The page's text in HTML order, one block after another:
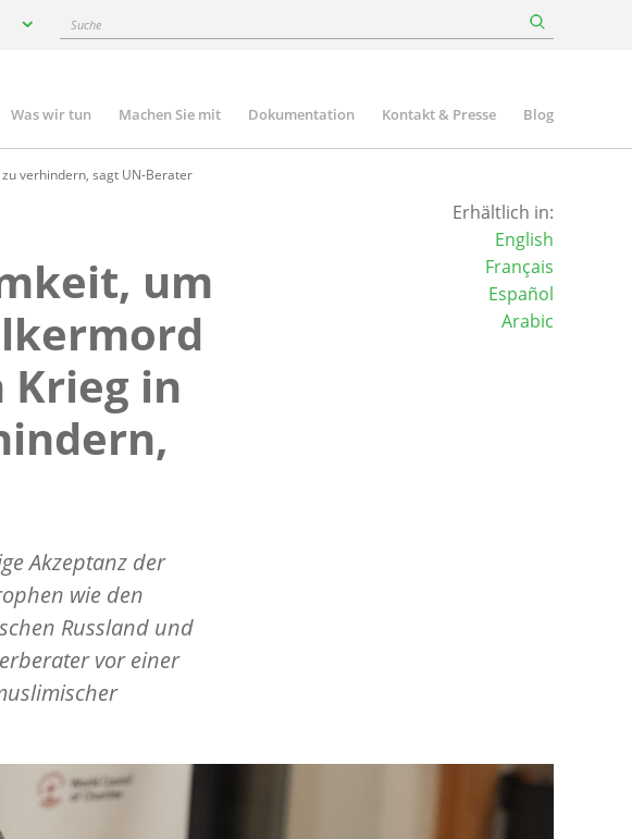
Suche
Was wir tun Machen Sie mit Dokumentation Kontakt & Presse Blog
verhindern, sagt UN-Berater
um
Krieg in
Akzeptanz der
wie den
Russland und
vor einer
Erhältlich in:
English
Français
Español
Arabic